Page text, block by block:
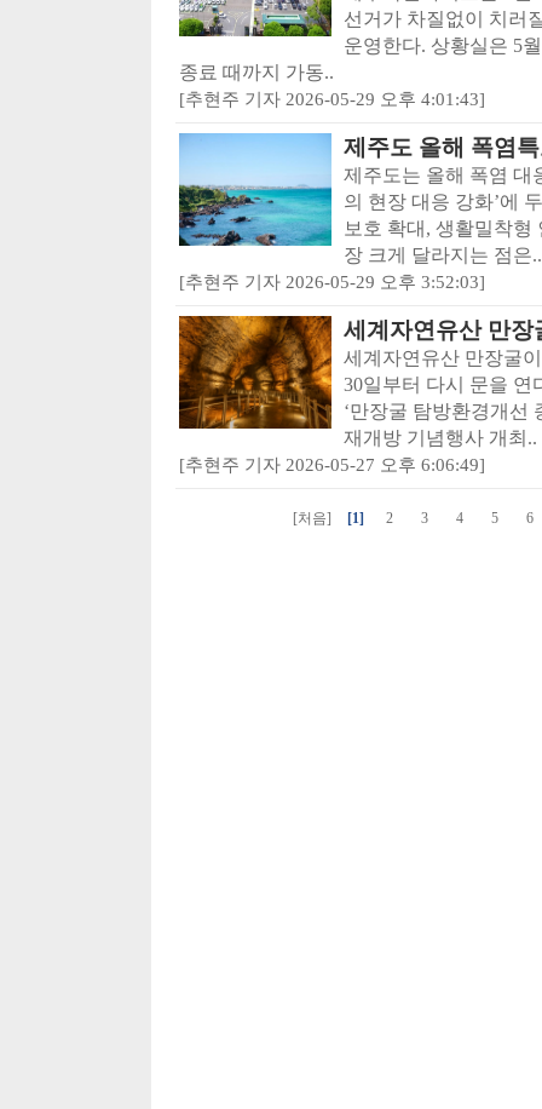
선거가 차질없이 치러
운영한다. 상황실은 5
종료 때까지 가동..
[추현주 기자 2026-05-29 오후 4:01:43]
제주도 올해 폭염
제주도는 올해 폭염 대
의 현장 대응 강화’에
보호 확대, 생활밀착
장 크게 달라지는 점은..
[추현주 기자 2026-05-29 오후 3:52:03]
세계자연유산 만장
세계자연유산 만장굴
30일부터 다시 문을
‘만장굴 탐방환경개선
재개방 기념행사 개최..
[추현주 기자 2026-05-27 오후 6:06:49]
[처음] [1] 2 3 4 5 6